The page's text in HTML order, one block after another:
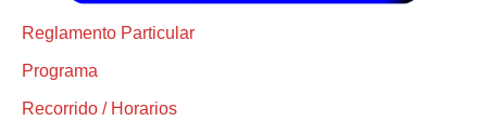
Reglamento Particular
Programa
Recorrido / Horarios